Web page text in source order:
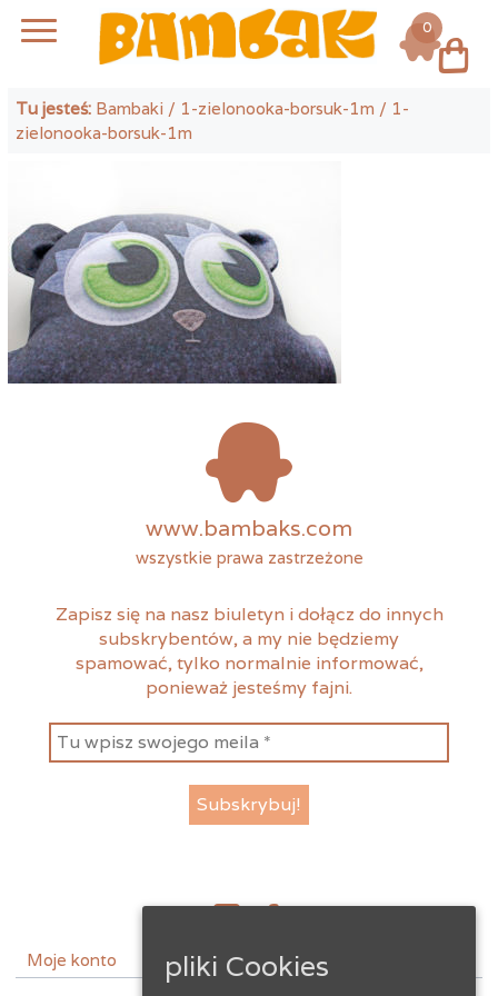
Tu jesteś: Bambaki / 1-zielonooka-borsuk-1m / 1-
zielonooka-borsuk-1m
www.bambaks.com
wszystkie prawa zastrzeżone
Zapisz się na nasz biuletyn i dołącz do innych
subskrybentów, a my nie będziemy
spamować, tylko normalnie informować,
ponieważ jesteśmy fajni.
Moje konto
Log in
0
pliki Cookies